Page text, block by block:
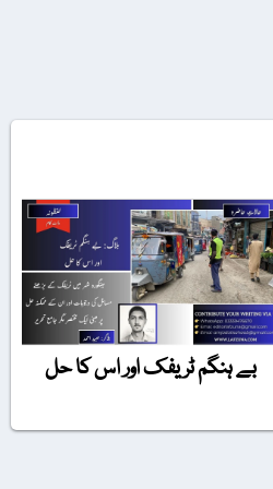
بے ہنگم ٹریفک اور اس کا حل